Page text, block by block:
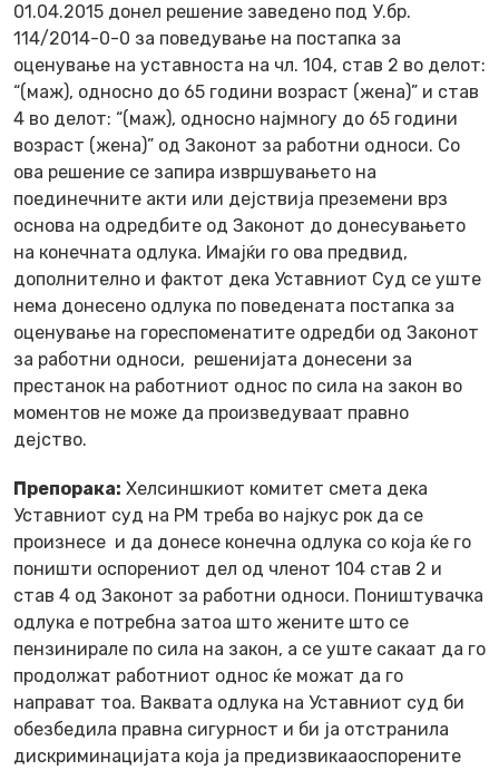
01.04.2015 донел решение заведено под У.бр.
114/2014-0-0 за поведување на постапка за
оценување на уставноста на чл. 104, став 2 во делот:
“(маж), односно до 65 години возраст (жена)” и став
4 во делот: “(маж), односно најмногу до 65 години
возраст (жена)” од Законот за работни односи. Со
ова решение се запира извршувањето на
поединечните акти или дејствија преземени врз
основа на одредбите од Законот до донесувањето
на конечната одлука. Имајќи го ова предвид,
дополнително и фактот дека Уставниот Суд се уште
нема донесено одлука по поведената постапка за
оценување на гореспоменатите одредби од Законот
за работни односи, решенијата донесени за
престанок на работниот однос по сила на закон во
моментов не може да произведуваат правно
дејство.
Препорака: Хелсиншкиот комитет смета дека
Уставниот суд на РМ треба во најкус рок да се
произнесе и да донесе конечна одлука со која ќе го
поништи оспорениот дел од членот 104 став 2 и
став 4 од Законот за работни односи. Поништувачка
одлука е потребна затоа што жените што се
пензинирале по сила на закон, а се уште сакаат да го
продолжат работниот однос ќе можат да го
направат тоа. Ваквата одлука на Уставниот суд би
обезбедила правна сигурност и би ја отстранила
дискриминацијата која ја предизвикааоспорените